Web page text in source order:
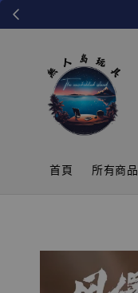
首頁 所有商品